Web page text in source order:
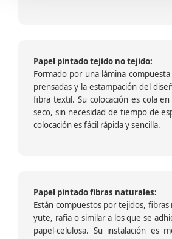
Papel pintado tejido no tejido:
Formado por una lámina
prensadas y la estampación del
fibra textil. Su colocación es cola
seco, sin necesidad de tiempo de
colocación es fácil rápida y sencilla.
Papel pintado fibras naturales:
Están compuestos por tejidos,
yute, rafia o similar a los que se
papel-celulosa. Su instalación es